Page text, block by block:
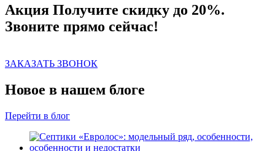
Акция Получите скидку до 20%.
Звоните прямо сейчас!
ЗАКАЗАТЬ ЗВОНОК
Новое в нашем блоге
Перейти в блог